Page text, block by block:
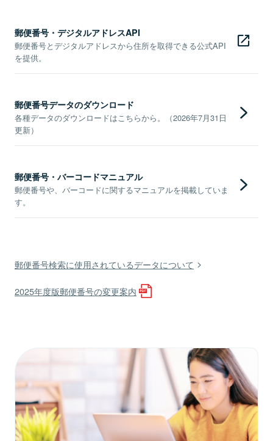
郵便番号・デジタルアドレスAPI
郵便番号とデジタルアドレスから住所を取得できる公式API
を提供。
郵便番号データのダウンロード
各種データのダウンロードはこちらから。（2026年7月31日
更新）
郵便番号・バーコードマニュアル
郵便番号や、バーコードに関するマニュアルを掲載していま
す。
郵便番号検索に使用されているデータについて
2025年度版郵便番号の変更案内